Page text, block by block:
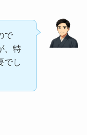
で
、特
でし